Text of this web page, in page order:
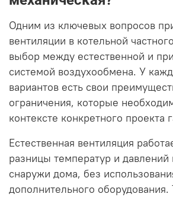
Одним из ключевых вопросов
вентиляции в котельной
выбор между естественной и
системой воздухообмена. У
вариантов есть свои
ограничения, которые
контексте конкретного проекта
Естественная вентиляция
разницы температур и давлений
снаружи дома, без
дополнительного оборудования.